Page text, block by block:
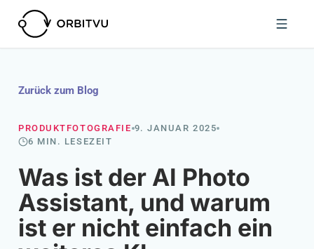
Zurück zum Blog
PRODUKTFOTOGRAFIE 9. JANUAR 2025
6 MIN. LESEZEIT
Was ist der AI Photo
Assistant, und warum
ist er nicht einfach ein